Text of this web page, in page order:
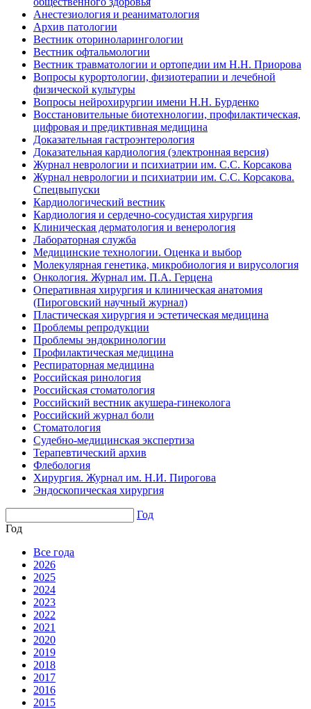
Анестезиология и реаниматология
Архив патологии
Вестник оториноларингологии
Вестник офтальмологии
Вестник травматологии и ортопедии им Н.Н. Приорова
Вопросы курортологии, физиотерапии и лечебной
физической культуры
Вопросы нейрохирургии имени Н.Н. Бурденко
Восстановительные биотехнологии, профилактическая,
цифровая и предиктивная медицина
Доказательная гастроэнтерология
Доказательная кардиология (электронная версия)
Журнал неврологии и психиатрии им. С.С. Корсакова
Журнал неврологии и психиатрии им. С.С. Корсакова.
Спецвыпуски
Кардиологический вестник
Кардиология и сердечно-сосудистая хирургия
Клиническая дерматология и венерология
Лабораторная служба
Медицинские технологии. Оценка и выбор
Молекулярная генетика, микробиология и вирусология
Онкология. Журнал им. П.А. Герцена
Оперативная хирургия и клиническая анатомия
(Пироговский научный журнал)
Пластическая хирургия и эстетическая медицина
Проблемы репродукции
Проблемы эндокринологии
Профилактическая медицина
Респираторная медицина
Российская ринология
Российская стоматология
Российский вестник акушера-гинеколога
Российский журнал боли
Стоматология
Судебно-медицинская экспертиза
Терапевтический архив
Флебология
Хирургия. Журнал им. Н.И. Пирогова
Эндоскопическая хирургия
Год
Год
Все года
2026
2025
2024
2023
2022
2021
2020
2019
2018
2017
2016
2015